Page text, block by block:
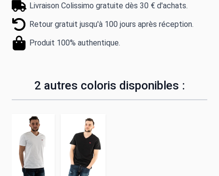
Livraison Colissimo gratuite dès 30 € d'achats.
Retour gratuit jusqu'à 100 jours après réception.
Produit 100% authentique.
2 autres coloris disponibles :